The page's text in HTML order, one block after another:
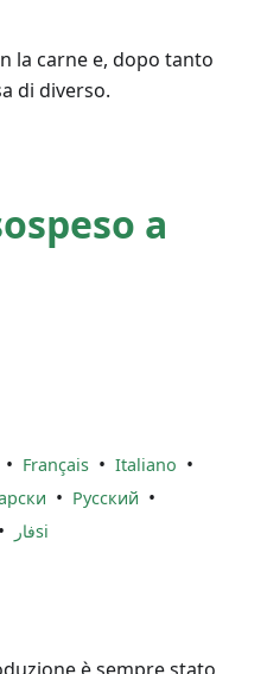
la carne e, dopo tanto
di diverso.
a
• Français • Italiano •
• Русский •
• فارsi